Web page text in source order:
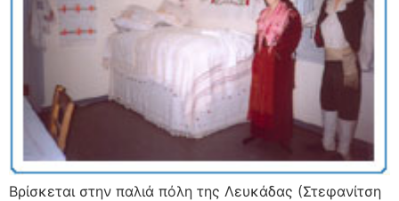
Βρίσκεται στην παλιά πόλη της Λευκάδας (Στεφανίτση